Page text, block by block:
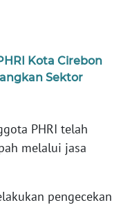
Kota Cirebon
Sektor
PHRI telah
melalui jasa
pengecekan